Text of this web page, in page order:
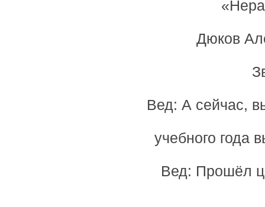
Дюков
Вед: А сейчас,
учебного года
Вед: Прошёл